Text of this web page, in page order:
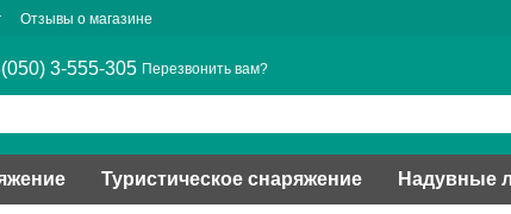
Отзывы о магазине
3-555-305 Перезвонить вам?
Туристическое снаряжение Надувные